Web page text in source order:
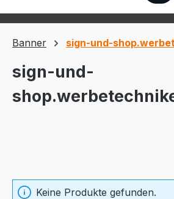
Banner sign-und-
sign-und-
Keine Produkte gefunden.